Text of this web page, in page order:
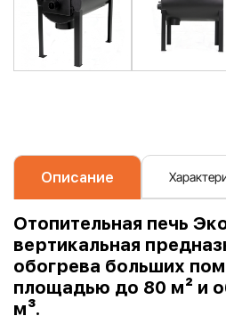
Описание
Отопительная печь
вертикальная
обогрева больших
площадью до 80 м² и
м³.